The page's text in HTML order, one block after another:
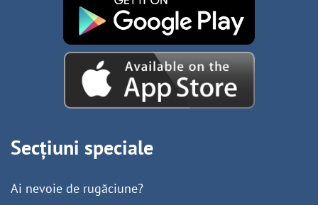
Secțiuni speciale
Ai nevoie de rugăciune?